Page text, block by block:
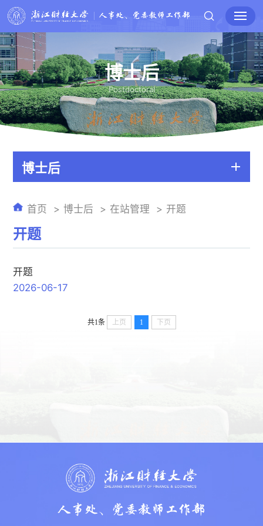
博士后
Postdoctoral
博士后
开题
首页 博士后 在站管理 开题
开题
2026-06-17
共1条 上页 1 下页